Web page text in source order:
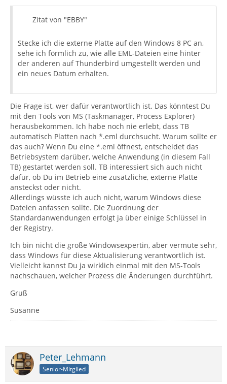
Zitat von "EBBY"
Stecke ich die externe Platte auf den Windows 8 PC an,
sehe ich förmlich zu, wie alle EML-Dateien eine hinter
der anderen auf Thunderbird umgestellt werden und
ein neues Datum erhalten.
Die Frage ist, wer dafür verantwortlich ist. Das könntest Du
mit den Tools von MS (Taskmanager, Process Explorer)
herausbekommen. Ich habe noch nie erlebt, dass TB
automatisch Platten nach *.eml durchsucht. Warum sollte er
das auch? Wenn Du eine *.eml öffnest, entscheidet das
Betriebsystem darüber, welche Anwendung (in diesem Fall
TB) gestartet werden soll. TB interessiert sich auch nicht
dafür, ob Du im Betrieb eine zusätzliche, externe Platte
ansteckst oder nicht.
Allerdings wüsste ich auch nicht, warum Windows diese
Dateien anfassen sollte. Die Zuordnung der
Standardanwendungen erfolgt ja über einige Schlüssel in
der Registry.
Ich bin nicht die große Windowsexpertin, aber vermute sehr,
dass Windows für diese Aktualisierung verantwortlich ist.
Vielleicht kannst Du ja wirklich einmal mit den MS-Tools
nachschauen, welcher Prozess die Änderungen durchführt.
Gruß
Susanne
Peter_Lehmann
Senior-Mitglied